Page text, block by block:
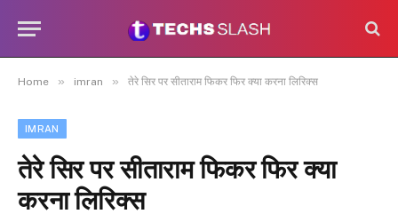
Home » imran » तेरे सिर पर सीताराम फिकर फिर क्या करना लिरिक्स
IMRAN
तेरे सिर पर सीताराम फिकर फिर क्या
करना लिरिक्स